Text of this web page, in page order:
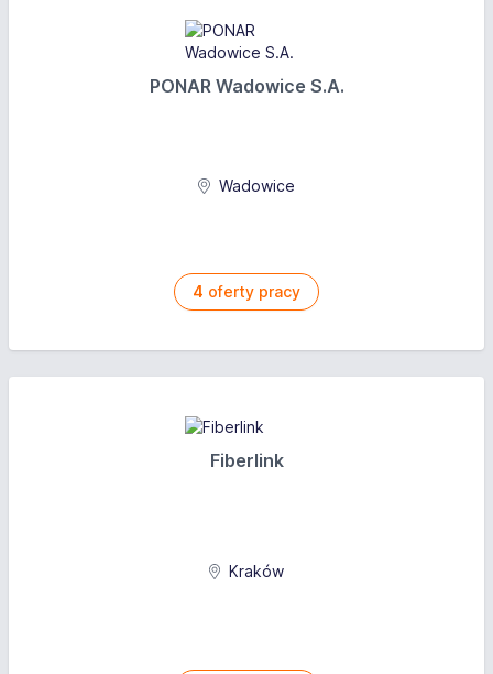
PONAR Wadowice S.A.
Wadowice
4 oferty pracy
Fiberlink
Kraków